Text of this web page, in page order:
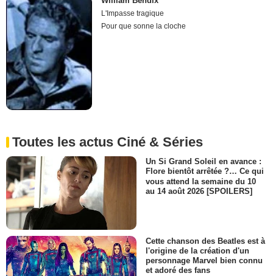
L'Impasse tragique
Pour que sonne la cloche
Toutes les actus Ciné & Séries
Un Si Grand Soleil en avance :
Flore bientôt arrêtée ?… Ce qui
vous attend la semaine du 10
au 14 août 2026 [SPOILERS]
Cette chanson des Beatles est à
l'origine de la création d'un
personnage Marvel bien connu
et adoré des fans